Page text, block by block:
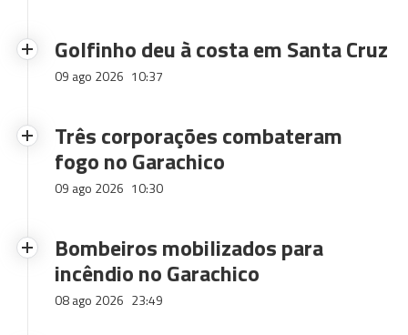
Golfinho deu à costa em Santa Cruz
09 ago 2026 10:37
Três corporações combateram
fogo no Garachico
09 ago 2026 10:30
Bombeiros mobilizados para
incêndio no Garachico
08 ago 2026 23:49